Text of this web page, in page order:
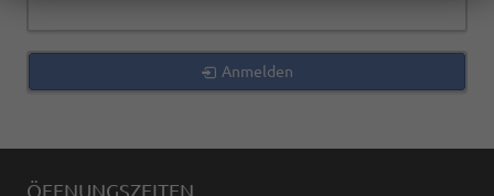
Anmelden
ÖFFNUNGSZEITEN